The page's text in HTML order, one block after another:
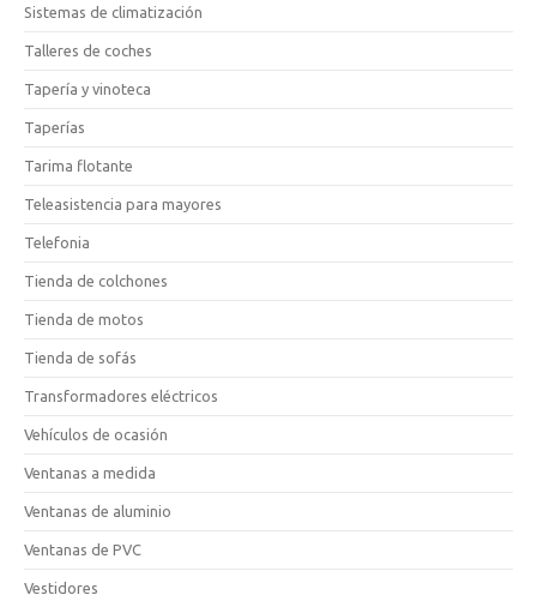
Sistemas de climatización
Talleres de coches
Tapería y vinoteca
Taperías
Tarima flotante
Teleasistencia para mayores
Telefonia
Tienda de colchones
Tienda de motos
Tienda de sofás
Transformadores eléctricos
Vehículos de ocasión
Ventanas a medida
Ventanas de aluminio
Ventanas de PVC
Vestidores